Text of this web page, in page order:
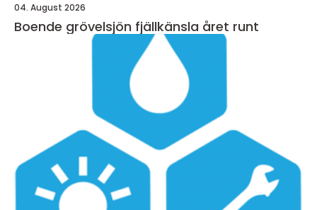
04. August 2026
Boende grövelsjön fjällkänsla året runt